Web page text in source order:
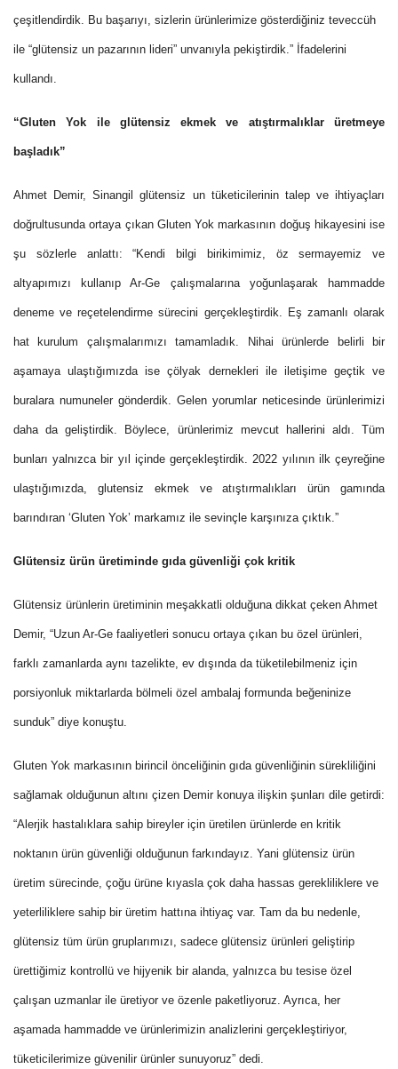
çeşitlendirdik. Bu başarıyı, sizlerin ürünlerimize gösterdiğiniz teveccüh
ile “glütensiz un pazarının lideri” unvanıyla pekiştirdik.” İfadelerini
kullandı.
“Gluten Yok ile glütensiz ekmek ve atıştırmalıklar üretmeye
başladık”
Ahmet Demir, Sinangil glütensiz un tüketicilerinin talep ve ihtiyaçları
doğrultusunda ortaya çıkan Gluten Yok markasının doğuş hikayesini ise
şu sözlerle anlattı: “Kendi bilgi birikimimiz, öz sermayemiz ve
altyapımızı kullanıp Ar-Ge çalışmalarına yoğunlaşarak hammadde
deneme ve reçetelendirme sürecini gerçekleştirdik. Eş zamanlı olarak
hat kurulum çalışmalarımızı tamamladık. Nihai ürünlerde belirli bir
aşamaya ulaştığımızda ise çölyak dernekleri ile iletişime geçtik ve
buralara numuneler gönderdik. Gelen yorumlar neticesinde ürünlerimizi
daha da geliştirdik. Böylece, ürünlerimiz mevcut hallerini aldı. Tüm
bunları yalnızca bir yıl içinde gerçekleştirdik. 2022 yılının ilk çeyreğine
ulaştığımızda, glutensiz ekmek ve atıştırmalıkları ürün gamında
barındıran ‘Gluten Yok’ markamız ile sevinçle karşınıza çıktık.”
Glütensiz ürün üretiminde gıda güvenliği çok kritik
Glütensiz ürünlerin üretiminin meşakkatli olduğuna dikkat çeken Ahmet
Demir, “Uzun Ar-Ge faaliyetleri sonucu ortaya çıkan bu özel ürünleri,
farklı zamanlarda aynı tazelikte, ev dışında da tüketilebilmeniz için
porsiyonluk miktarlarda bölmeli özel ambalaj formunda beğeninize
sunduk” diye konuştu.
Gluten Yok markasının birincil önceliğinin gıda güvenliğinin sürekliliğini
sağlamak olduğunun altını çizen Demir konuya ilişkin şunları dile getirdi:
“Alerjik hastalıklara sahip bireyler için üretilen ürünlerde en kritik
noktanın ürün güvenliği olduğunun farkındayız. Yani glütensiz ürün
üretim sürecinde, çoğu ürüne kıyasla çok daha hassas gerekliliklere ve
yeterliliklere sahip bir üretim hattına ihtiyaç var. Tam da bu nedenle,
glütensiz tüm ürün gruplarımızı, sadece glütensiz ürünleri geliştirip
ürettiğimiz kontrollü ve hijyenik bir alanda, yalnızca bu tesise özel
çalışan uzmanlar ile üretiyor ve özenle paketliyoruz. Ayrıca, her
aşamada hammadde ve ürünlerimizin analizlerini gerçekleştiriyor,
tüketicilerimize güvenilir ürünler sunuyoruz” dedi.